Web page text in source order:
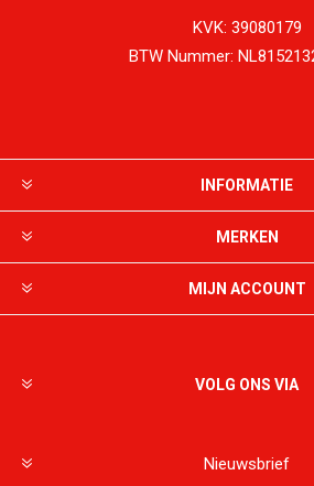
KVK: 39080179
BTW Nummer:
INFORMATIE
MERKEN
MIJN ACCOUNT
VOLG ONS VIA
Nieuwsbrief